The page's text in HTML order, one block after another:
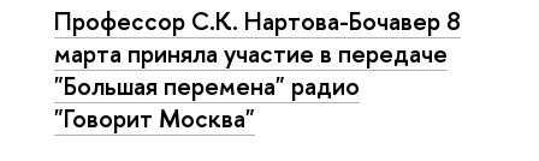
Профессор С.К. Нартова-Бочавер 8
марта приняла участие в передаче
"Большая перемена" радио
"Говорит Москва"